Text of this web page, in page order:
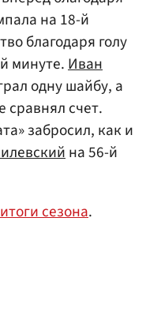
на 18-й
благодаря голу
минуте. Иван
одну шайбу, а
сравнял счет.
забросил, как и
на 56-й
сезона.